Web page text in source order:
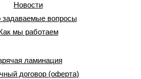
Новости
задаваемые вопросы
мы работаем
ламинация
договор (оферта)